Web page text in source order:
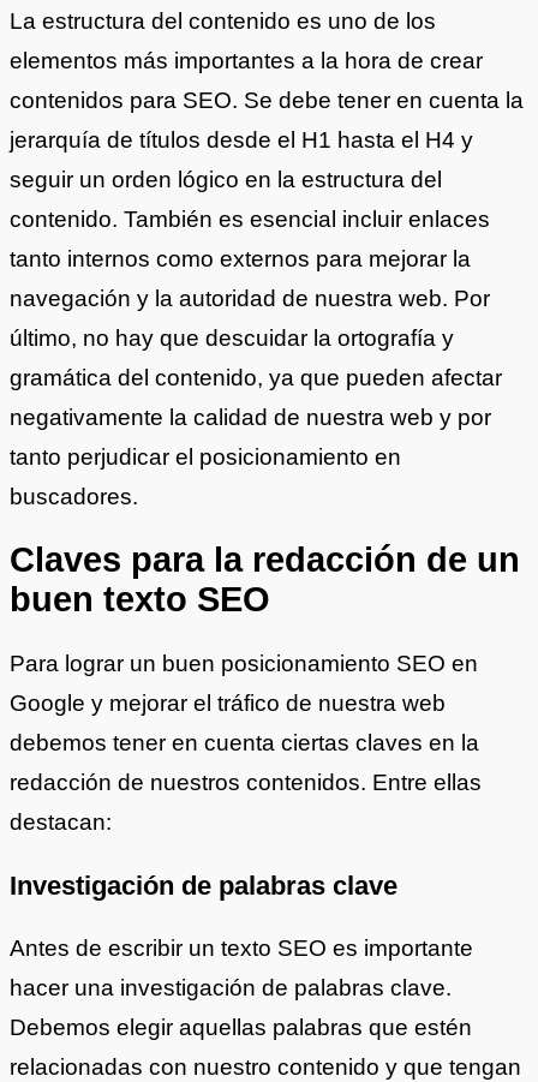
La estructura del contenido es uno de los
elementos más importantes a la hora de crear
contenidos para SEO. Se debe tener en cuenta la
jerarquía de títulos desde el H1 hasta el H4 y
seguir un orden lógico en la estructura del
contenido. También es esencial incluir enlaces
tanto internos como externos para mejorar la
navegación y la autoridad de nuestra web. Por
último, no hay que descuidar la ortografía y
gramática del contenido, ya que pueden afectar
negativamente la calidad de nuestra web y por
tanto perjudicar el posicionamiento en
buscadores.
Claves para la redacción de un
buen texto SEO
Para lograr un buen posicionamiento SEO en
Google y mejorar el tráfico de nuestra web
debemos tener en cuenta ciertas claves en la
redacción de nuestros contenidos. Entre ellas
destacan:
Investigación de palabras clave
Antes de escribir un texto SEO es importante
hacer una investigación de palabras clave.
Debemos elegir aquellas palabras que estén
relacionadas con nuestro contenido y que tengan